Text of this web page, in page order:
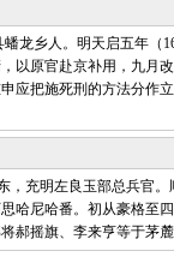
乡人。明天启五年（
以原官赴京补用，九
应把施死刑的方法分作
充明左良玉部总兵官。
哈尼哈番。初从豪格至
郝摇旗、李来亨等于